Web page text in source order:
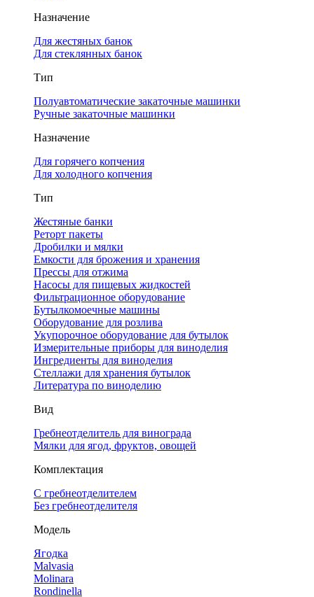
Назначение
Для жестяных банок
Для стеклянных банок
Тип
Полуавтоматические закаточные машинки
Ручные закаточные машинки
Назначение
Для горячего копчения
Для холодного копчения
Тип
Жестяные банки
Реторт пакеты
Дробилки и мялки
Емкости для брожения и хранения
Прессы для отжима
Насосы для пищевых жидкостей
Фильтрационное оборудование
Бутылкомоечные машины
Оборудование для розлива
Укупорочное оборудование для бутылок
Измерительные приборы для виноделия
Ингредиенты для виноделия
Стеллажи для хранения бутылок
Литература по виноделию
Вид
Гребнеотделитель для винограда
Мялки для ягод, фруктов, овощей
Комплектация
С гребнеотделителем
Без гребнеотделителя
Модель
Ягодка
Malvasia
Molinara
Rondinella